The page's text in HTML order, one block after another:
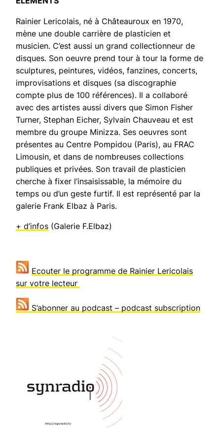
Rainier Lericolais, né à Châteauroux en 1970,
mène une double carrière de plasticien et
musicien. C’est aussi un grand collectionneur de
disques. Son oeuvre prend tour à tour la forme de
sculptures, peintures, vidéos, fanzines, concerts,
improvisations et disques (sa discographie
compte plus de 100 références). Il a collaboré
avec des artistes aussi divers que Simon Fisher
Turner, Stephan Eicher, Sylvain Chauveau et est
membre du groupe Minizza. Ses oeuvres sont
présentes au Centre Pompidou (Paris), au FRAC
Limousin, et dans de nombreuses collections
publiques et privées. Son travail de plasticien
cherche à fixer l’insaisissable, la mémoire du
temps ou d’un geste furtif. Il est représenté par la
galerie Frank Elbaz à Paris.
+ d’infos (Galerie F.Elbaz)
Ecouter le programme de Rainier Lericolais
sur votre lecteur
S’abonner au podcast – podcast subscription